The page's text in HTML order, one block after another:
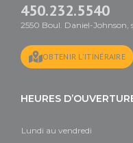
450.232.5540
2550 Boul. Daniel-Johnson,
OBTENIR L'ITINÉRAIRE
HEURES
Lundi au vendredi